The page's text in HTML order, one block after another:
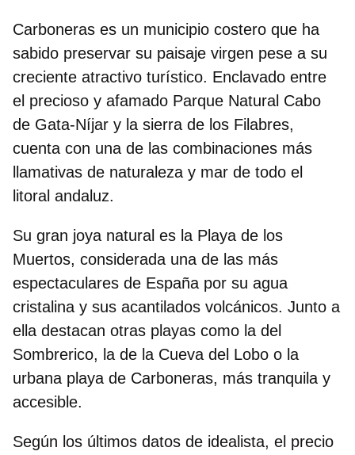
Carboneras es un municipio costero que ha
sabido preservar su paisaje virgen pese a su
creciente atractivo turístico. Enclavado entre
el precioso y afamado Parque Natural Cabo
de Gata-Níjar y la sierra de los Filabres,
cuenta con una de las combinaciones más
llamativas de naturaleza y mar de todo el
litoral andaluz.
Su gran joya natural es la Playa de los
Muertos, considerada una de las más
espectaculares de España por su agua
cristalina y sus acantilados volcánicos. Junto a
ella destacan otras playas como la del
Sombrerico, la de la Cueva del Lobo o la
urbana playa de Carboneras, más tranquila y
accesible.
Según los últimos datos de idealista, el precio